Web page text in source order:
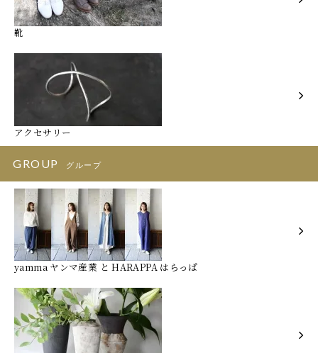
靴
アクセサリー
GROUP グループ
yamma ヤンマ産業 と HARAPPA はらっぱ